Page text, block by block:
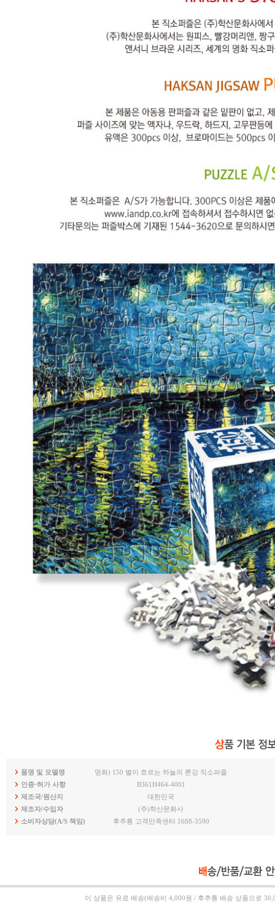
품명 및 모델명
명화) 150 별이 흐르는 하늘의 론강 직소퍼즐
인증·허가 사항
B361H464-4001
제조국/원산지
대한민국
제조자/수입자
(주)학산문화사
소비자상담(A/S 책임)
후추통 고객만족센터 1688-3590
이 상품은 유료 배송(배송비 4,000원 / 후추통 배송 상품으로